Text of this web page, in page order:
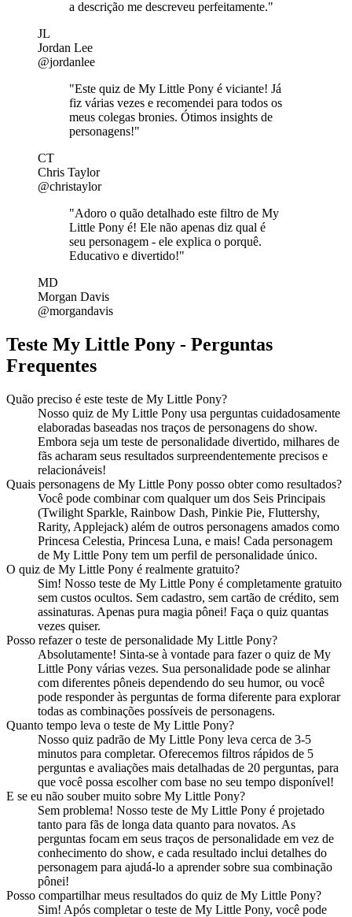
a descrição me descreveu perfeitamente."
JL
Jordan Lee
@jordanlee
"Este quiz de My Little Pony é viciante! Já
fiz várias vezes e recomendei para todos os
meus colegas bronies. Ótimos insights de
personagens!"
CT
Chris Taylor
@christaylor
"Adoro o quão detalhado este filtro de My
Little Pony é! Ele não apenas diz qual é
seu personagem - ele explica o porquê.
Educativo e divertido!"
MD
Morgan Davis
@morgandavis
Teste My Little Pony - Perguntas
Frequentes
Quão preciso é este teste de My Little Pony?
Nosso quiz de My Little Pony usa perguntas cuidadosamente
elaboradas baseadas nos traços de personagens do show.
Embora seja um teste de personalidade divertido, milhares de
fãs acharam seus resultados surpreendentemente precisos e
relacionáveis!
Quais personagens de My Little Pony posso obter como resultados?
Você pode combinar com qualquer um dos Seis Principais
(Twilight Sparkle, Rainbow Dash, Pinkie Pie, Fluttershy,
Rarity, Applejack) além de outros personagens amados como
Princesa Celestia, Princesa Luna, e mais! Cada personagem
de My Little Pony tem um perfil de personalidade único.
O quiz de My Little Pony é realmente gratuito?
Sim! Nosso teste de My Little Pony é completamente gratuito
sem custos ocultos. Sem cadastro, sem cartão de crédito, sem
assinaturas. Apenas pura magia pônei! Faça o quiz quantas
vezes quiser.
Posso refazer o teste de personalidade My Little Pony?
Absolutamente! Sinta-se à vontade para fazer o quiz de My
Little Pony várias vezes. Sua personalidade pode se alinhar
com diferentes pôneis dependendo do seu humor, ou você
pode responder às perguntas de forma diferente para explorar
todas as combinações possíveis de personagens.
Quanto tempo leva o teste de My Little Pony?
Nosso quiz padrão de My Little Pony leva cerca de 3-5
minutos para completar. Oferecemos filtros rápidos de 5
perguntas e avaliações mais detalhadas de 20 perguntas, para
que você possa escolher com base no seu tempo disponível!
E se eu não souber muito sobre My Little Pony?
Sem problema! Nosso teste de My Little Pony é projetado
tanto para fãs de longa data quanto para novatos. As
perguntas focam em seus traços de personalidade em vez de
conhecimento do show, e cada resultado inclui detalhes do
personagem para ajudá-lo a aprender sobre sua combinação
pônei!
Posso compartilhar meus resultados do quiz de My Little Pony?
Sim! Após completar o teste de My Little Pony, você pode